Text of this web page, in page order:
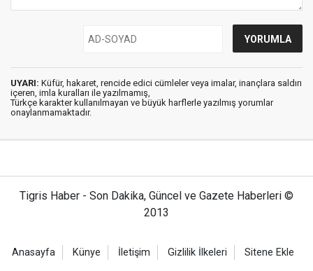
UYARI: Küfür, hakaret, rencide edici cümleler veya imalar, inançlara saldırı
içeren, imla kuralları ile yazılmamış,
Türkçe karakter kullanılmayan ve büyük harflerle yazılmış yorumlar
onaylanmamaktadır.
Tigris Haber - Son Dakika, Güncel ve Gazete Haberleri ©
2013
Anasayfa Künye İletişim Gizlilik İlkeleri Sitene Ekle